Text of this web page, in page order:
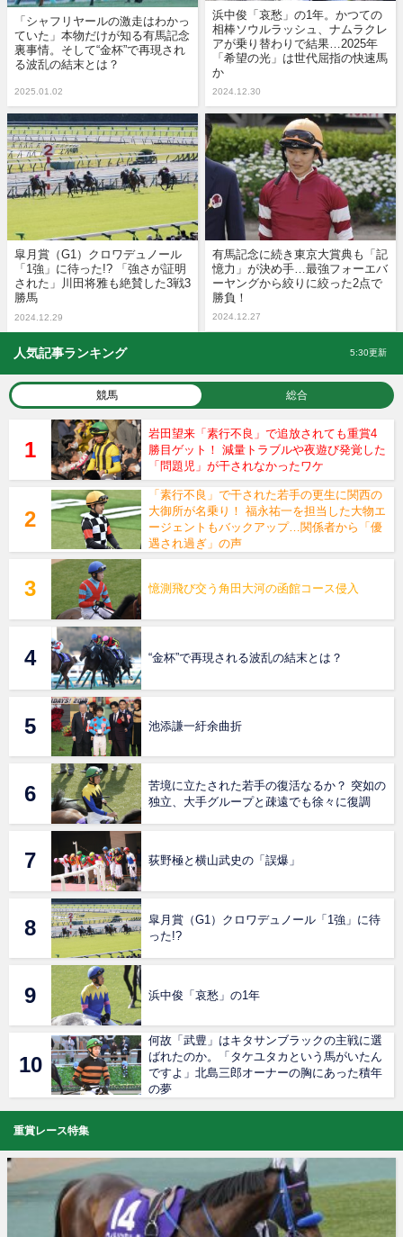
「シャフリヤールの激走はわかっ
ていた」本物だけが知る有馬記念
裏事情。そして“金杯”で再現され
る波乱の結末とは？
2025.01.02
浜中俊「哀愁」の1年。かつての
相棒ソウルラッシュ、ナムラクレ
アが乗り替わりで結果…2025年
「希望の光」は世代屈指の快速馬
か
2024.12.30
皐月賞（G1）クロワデュノール
「1強」に待った!? 「強さが証明
された」川田将雅も絶賛した3戦3
勝馬
2024.12.29
有馬記念に続き東京大賞典も「記
憶力」が決め手…最強フォーエバ
ーヤングから絞りに絞った2点で
勝負！
2024.12.27
人気記事ランキング 5:30更新
競馬 総合
岩田望来「素行不良」で追放されても重賞4
勝目ゲット！ 減量トラブルや夜遊び発覚した
「問題児」が干されなかったワケ
「素行不良」で干された若手の更生に関西の
大御所が名乗り！ 福永祐一を担当した大物エ
ージェントもバックアップ…関係者から「優
遇され過ぎ」の声
憶測飛び交う角田大河の函館コース侵入
“金杯”で再現される波乱の結末とは？
池添謙一紆余曲折
苦境に立たされた若手の復活なるか？ 突如の
独立、大手グループと疎遠でも徐々に復調
荻野極と横山武史の「誤爆」
皐月賞（G1）クロワデュノール「1強」に待
った!?
浜中俊「哀愁」の1年
何故「武豊」はキタサンブラックの主戦に選
ばれたのか。「タケユタカという馬がいたん
ですよ」北島三郎オーナーの胸にあった積年
の夢
重賞レース特集